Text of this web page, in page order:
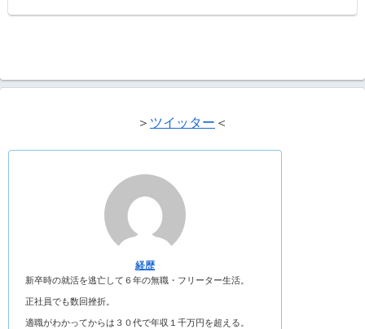
＞ ツイッター ＜
経歴
新卒時の就活を逃亡して６年の無職・フリーター生活。
正社員でも数回挫折。
適職がわかってからは３０代で年収１千万円を超える。